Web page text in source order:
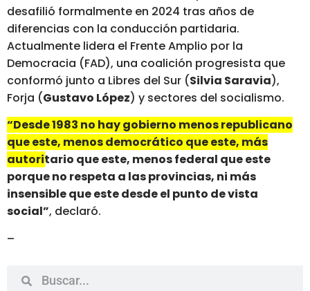
desafilió formalmente en 2024 tras años de
diferencias con la conducción partidaria.
Actualmente lidera el Frente Amplio por la
Democracia (FAD), una coalición progresista que
conformó junto a Libres del Sur (Silvia Saravia),
Forja (Gustavo López) y sectores del socialismo.
“Desde 1983 no hay gobierno menos republicano
que este, menos democrático que este, más
autoritario que este, menos federal que este
porque no respeta a las provincias, ni más
insensible que este desde el punto de vista
social”, declaró.
–